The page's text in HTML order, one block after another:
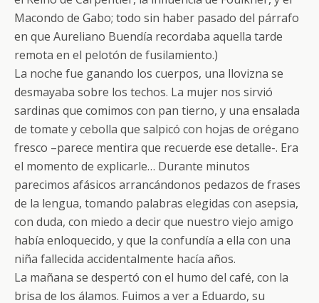
Macondo de Gabo; todo sin haber pasado del párrafo
en que Aureliano Buendía recordaba aquella tarde
remota en el pelotón de fusilamiento.)
La noche fue ganando los cuerpos, una llovizna se
desmayaba sobre los techos. La mujer nos sirvió
sardinas que comimos con pan tierno, y una ensalada
de tomate y cebolla que salpicó con hojas de orégano
fresco –parece mentira que recuerde ese detalle-. Era
el momento de explicarle… Durante minutos
parecimos afásicos arrancándonos pedazos de frases
de la lengua, tomando palabras elegidas con asepsia,
con duda, con miedo a decir que nuestro viejo amigo
había enloquecido, y que la confundía a ella con una
niña fallecida accidentalmente hacía años.
La mañana se despertó con el humo del café, con la
brisa de los álamos. Fuimos a ver a Eduardo, su